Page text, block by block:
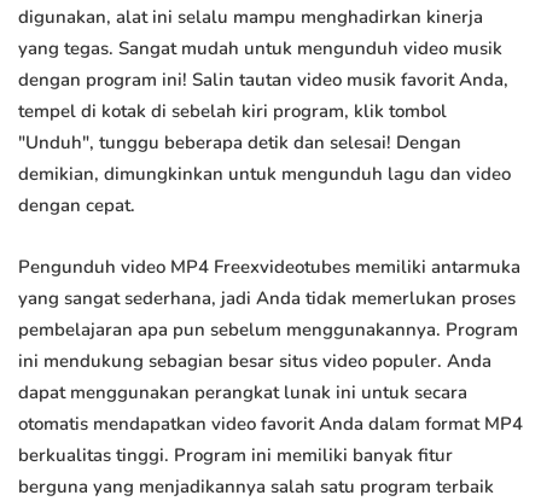
digunakan, alat ini selalu mampu menghadirkan kinerja
yang tegas. Sangat mudah untuk mengunduh video musik
dengan program ini! Salin tautan video musik favorit Anda,
tempel di kotak di sebelah kiri program, klik tombol
"Unduh", tunggu beberapa detik dan selesai! Dengan
demikian, dimungkinkan untuk mengunduh lagu dan video
dengan cepat.
Pengunduh video MP4 Freexvideotubes memiliki antarmuka
yang sangat sederhana, jadi Anda tidak memerlukan proses
pembelajaran apa pun sebelum menggunakannya. Program
ini mendukung sebagian besar situs video populer. Anda
dapat menggunakan perangkat lunak ini untuk secara
otomatis mendapatkan video favorit Anda dalam format MP4
berkualitas tinggi. Program ini memiliki banyak fitur
berguna yang menjadikannya salah satu program terbaik